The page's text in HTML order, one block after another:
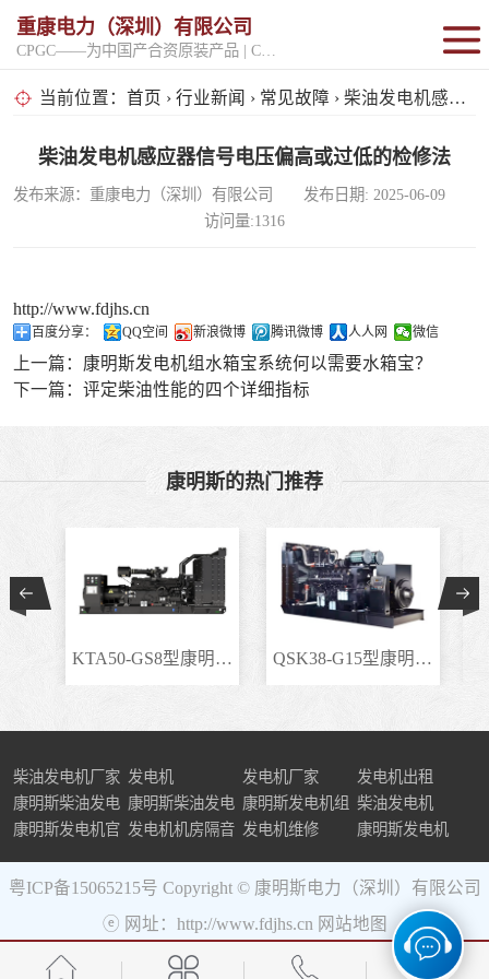
重康电力（深圳）有限公司
当前位置： 首页 › 行业新闻 › 常见故障 › 柴油发电机感应器信号电压偏高或过低的检修法
柴油发电机感应器信号电压偏高或过低的检修法
发布来源：重康电力（深圳）有限公司 发布日期: 2025-06-09
访问量:1316
http://www.fdjhs.cn
百度分享： QQ空间 新浪微博 腾讯微博 人人网 微信
上一篇： 康明斯发电机组水箱宝系统何以需要水箱宝？
下一篇： 评定柴油性能的四个详细指标
康明斯的热门推荐
KTA50-GS8型康明斯柴.. QSK38-G15型康明斯柴..
柴油发电机厂家 发电机 发电机厂家
发电机出租
康明斯柴油发电
机组
康明斯柴油发电
机
康明斯发电机组 柴油发电机
康明斯发电机官 发电机机房隔音 发电机维修 康明斯发电机
粤ICP备15065215号 Copyright © 康明斯电力（深圳）有限公司
ⓔ 网址：http://www.fdjhs.cn 网站地图
固定开架式
超静音型
移动电站